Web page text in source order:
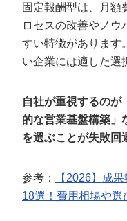
固定報酬型は、月額
ロセスの改善やノウ
すい特徴があります
い企業には適した選
自社が重視するのが
的な営業基盤構築」
を選ぶことが失敗回
参考：
【2026】成
18選！費用相場や選